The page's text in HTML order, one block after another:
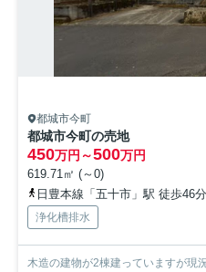
都城市今町
都城市今町の売地
450万円～500万円
619.71㎡ (～0)
日豊本線「五十市」駅 徒歩46分
浄化槽排水
木造の建物が2棟建っていますが現